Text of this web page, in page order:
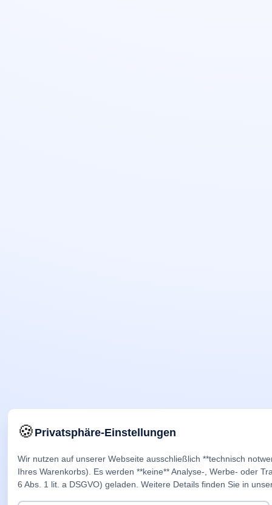
🍪Privatsphäre-Einstellungen
Wir nutzen auf unserer Webseite ausschließlich **technisch
Ihres Warenkorbs). Es werden **keine** Analyse-, Werbe- oder
6 Abs. 1 lit. a DSGVO) geladen. Weitere Details finden Sie in